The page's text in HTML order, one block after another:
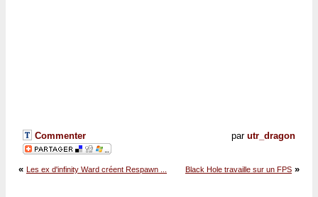
par utr_dragon
Commenter
Black Hole travaille sur un FPS »
« Les ex d'infinity Ward créent Respawn ...